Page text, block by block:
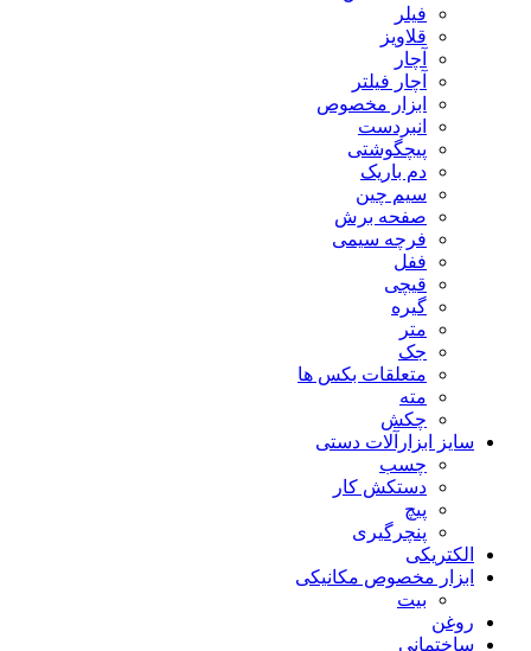
فیلر
قلاویز
آچار
آچار فیلتر
ابزار مخصوص
انبردست
پیچگوشتی
دم باریک
سیم چین
صفحه برش
فرچه سیمی
ففل
قیچی
گیره
متر
جک
متعلقات بکس ها
مته
چکش
سایز ابزارآلات دستی
چسب
دستکش کار
پیچ
پنچرگیری
الکتریکی
ابزار مخصوص مکانیکی
بیت
روغن
ساختمانی